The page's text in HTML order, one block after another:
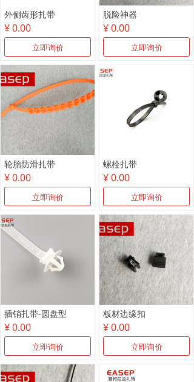
外侧齿形扎带
¥ 0.00
立即询价
脱险神器
¥ 0.00
立即询价
轮胎防滑扎带
¥ 0.00
立即询价
螺栓扎带
¥ 0.00
立即询价
插销扎带-圆盘型
¥ 0.00
立即询价
板材边缘扣
¥ 0.00
立即询价